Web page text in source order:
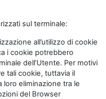
sul terminale:
all’utilizzo di cookie
i cookie potrebbero
dell’Utente. Per motivi
tali cookie, tuttavia il
loro eliminazione tra le
del Browser